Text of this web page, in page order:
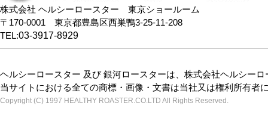
株式会社 ヘルシーロースター 東京ショールーム
〒170-0001 東京都豊島区西巣鴨3-25-11-208
TEL:03-3917-8929
ヘルシーロースター 及び 銀河ロースターは、株式会社ヘルシー
当サイトにおける全ての商標・画像・文書は当社又は権利所有者
Copyright (C) 1997 HEALTHY ROASTER.CO.LTD All Rights Reserved.